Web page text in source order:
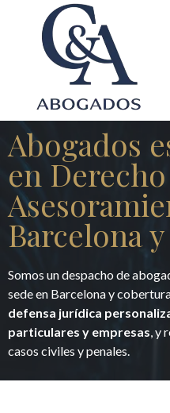
Abogados
en
Barcelona
Somos un despacho de
sede en Barcelona y
defensa jurídica
particulares y empresas, y
casos civiles y penales.